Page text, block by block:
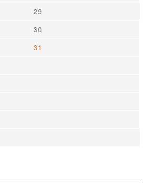
29
30
31